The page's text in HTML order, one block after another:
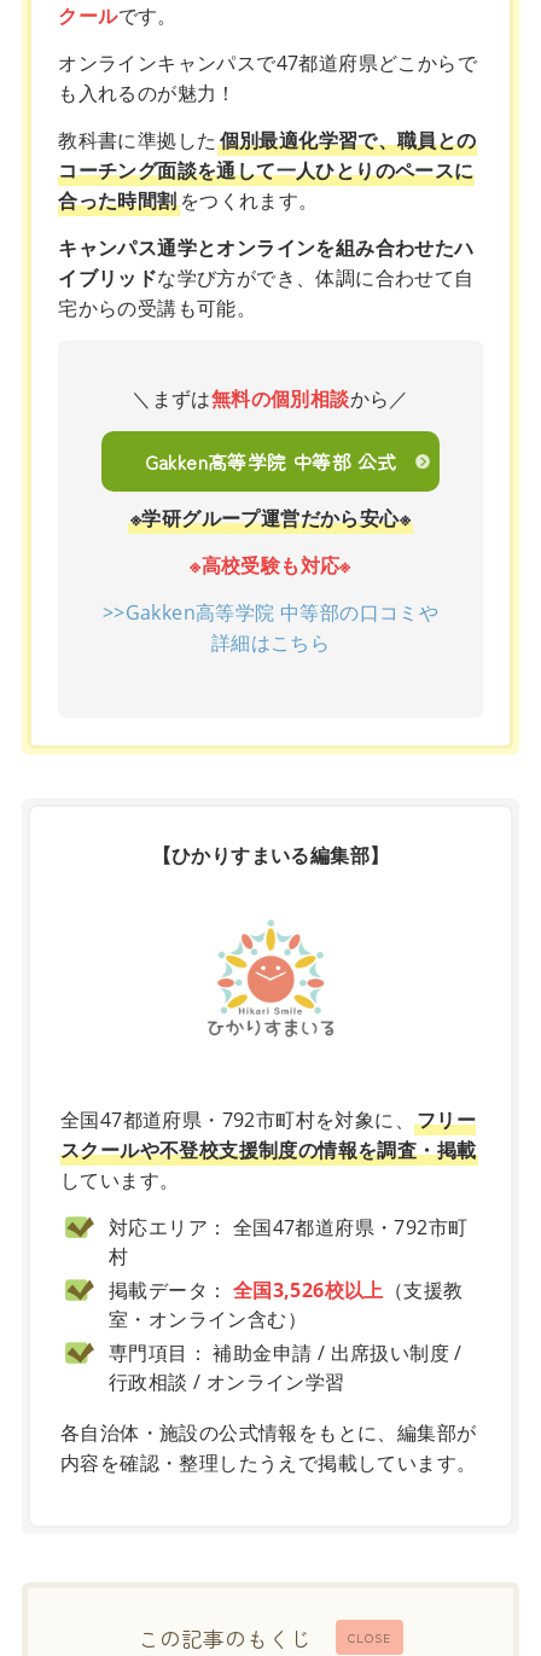
クールです。
オンラインキャンパスで47都道府県どこからで
も入れるのが魅力！
教科書に準拠した 個別最適化学習で、職員との
コーチング面談を通して一人ひとりのペースに
合った時間割をつくれます。
キャンパス通学とオンラインを組み合わせたハ
イブリッドな学び方ができ、体調に合わせて自
宅からの受講も可能。
＼まずは無料の個別相談から／
Gakken高等学院 中等部 公式
※学研グループ運営だから安心※
※高校受験も対応※
>>Gakken高等学院 中等部の口コミや
詳細はこちら
【ひかりすまいる編集部】
全国47都道府県・792市町村を対象に、 フリー
スクールや不登校支援制度の情報を調査・掲載
しています。
対応エリア： 全国47都道府県・792市町
村
掲載データ： 全国3,526校以上 （支援教
室・オンライン含む）
専門項目： 補助金申請 / 出席扱い制度 /
行政相談 / オンライン学習
各自治体・施設の公式情報をもとに、編集部が
内容を確認・整理したうえで掲載しています。
CLOSE
この記事のもくじ